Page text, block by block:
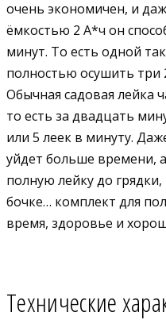
очень экономичен, и
ёмкостью 2 А*ч он
минут. То есть одной
полностью осушить три
Обычная садовая лейка
то есть за двадцать
или 5 леек в минуту.
уйдет больше времени,
полную лейку до
бочке… комплект для
время, здоровье и
Технические